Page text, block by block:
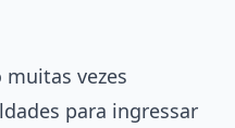
muitas vezes
para ingressar